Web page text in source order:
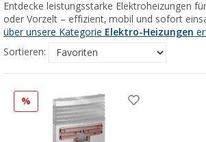
Entdecke leistungsstarke Elektroheizungen
oder Vorzelt – effizient, mobil und sofort
über unsere Kategorie Elektro-Heizungen
Sortieren:
%